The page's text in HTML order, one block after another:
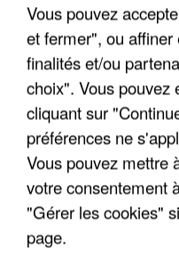
MAFIA INTERPELLÉ
Vous pouvez
et fermer", ou
finalités et/ou
choix". Vous pouvez
cliquant sur
préférences ne
Vous pouvez mettre
votre consentement
"Gérer les cookies"
page.